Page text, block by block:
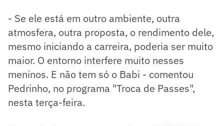
- Se ele está em outro ambiente, outra
atmosfera, outra proposta, o rendimento dele,
mesmo iniciando a carreira, poderia ser muito
maior. O entorno interfere muito nesses
meninos. E não tem só o Babi - comentou
Pedrinho, no programa "Troca de Passes",
nesta terça-feira.